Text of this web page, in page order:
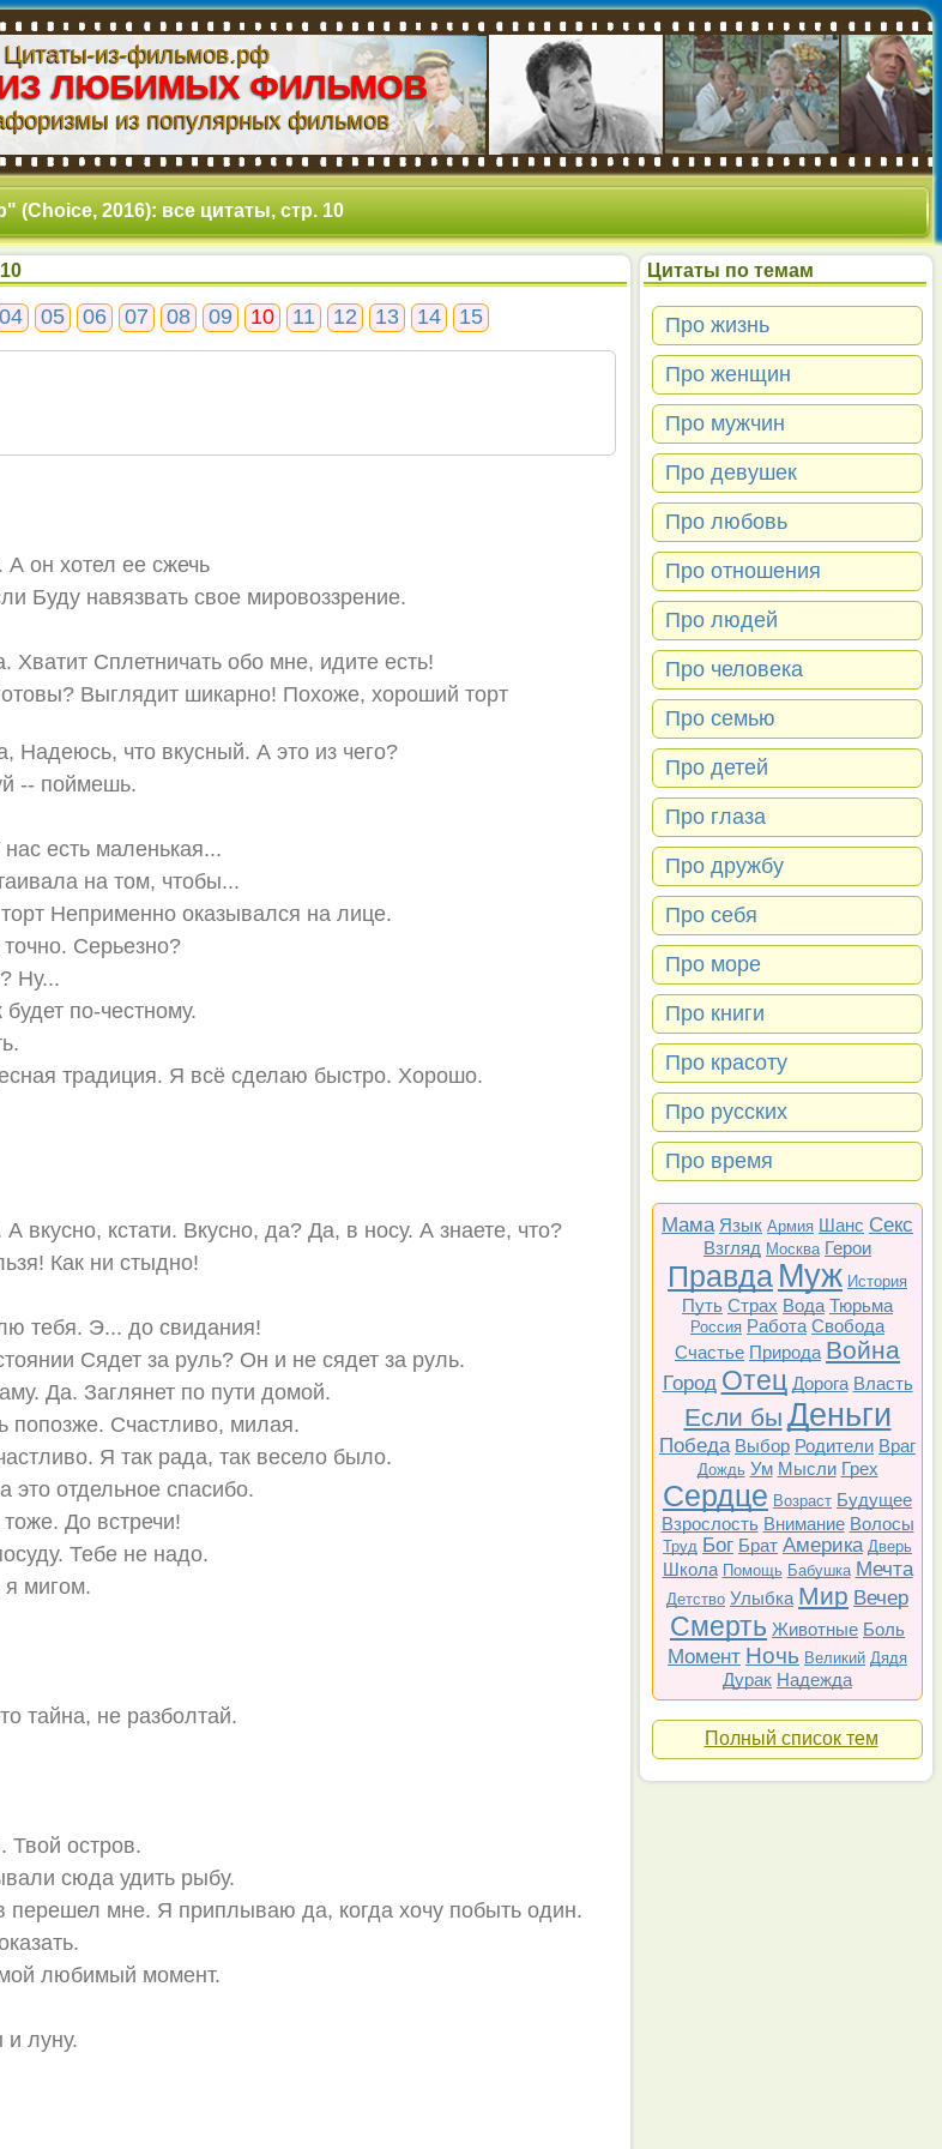
Цитаты-из-фильмов.рф
ЛЮБИМЫХ ФИЛЬМОВ
из популярных фильмов
(Choice, 2016): все цитаты, стр. 10
Цитаты по темам
Про жизнь
Про женщин
Про мужчин
Про девушек
Про любовь
Про отношения
Про людей
Про человека
Про семью
Про детей
Про глаза
Про дружбу
Про себя
Про море
Про книги
Про красоту
Про русских
Про время
Мама Язык Армия Шанс Секс
Взгляд Москва Герои
Правда Муж История
Путь Страх Вода Тюрьма
Россия Работа Свобода
Счастье Природа Война
Город Отец Дорога Власть
Если бы Деньги
Победа Выбор Родители Враг
Дождь Ум Мысли Грех
Сердце Возраст Будущее
Взрослость Внимание Волосы
Труд Бог Брат Америка Дверь
Школа Помощь Бабушка Мечта
Детство Улыбка Мир Вечер
Смерть Животные Боль
Момент Ночь Великий Дядя
Дурак Надежда
Полный список тем
04 05 06 07 08 09 10 11 12 13 14 15
А он хотел ее сжечь
Буду навязвать свое мировоззрение.
Сплетничать обо мне, идите есть!
Выглядит шикарно! Похоже, хороший торт
Надеюсь, что вкусный. А это из чего?
-- поймешь.
есть маленькая...
на том, чтобы...
Неприменно оказывался на лице.
Серьезно?
Ну...
по-честному.
традиция. Я всё сделаю быстро. Хорошо.
вкусно, кстати. Вкусно, да? Да, в носу. А знаете, что?
Как ни стыдно!
тебя. Э... до свидания!
Сядет за руль? Он и не сядет за руль.
Да. Заглянет по пути домой.
попозже. Счастливо, милая.
Я так рада, так весело было.
это отдельное спасибо.
До встречи!
Тебе не надо.
мигом.
тайна, не разболтай.
Твой остров.
сюда удить рыбу.
перешел мне. Я приплываю да, когда хочу побыть один.
любимый момент.
и луну.